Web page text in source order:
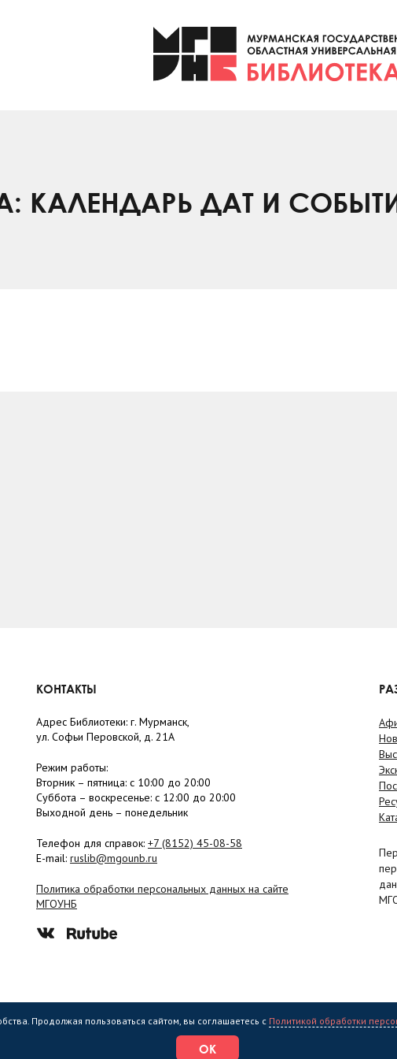
КАЛЕНДАРЬ ДАТ И
КОНТАКТЫ
Адрес Библиотеки: г. Мурманск,
ул. Софьи Перовской, д. 21А
Режим работы:
Вторник – пятница: с 10:00 до 20:00
Суббота – воскресенье: c 12:00 до 20:00
Выходной день – понедельник
Телефон для справок: +7 (8152) 45-08-58
E-mail: ruslib@mgounb.ru
Политика обработки персональных данных на сайте
МГОУНБ
учреждение культуры "Мурманская государственная областная универсальная
Продолжая пользоваться сайтом, вы соглашаетесь с Политикой обработки
ОК